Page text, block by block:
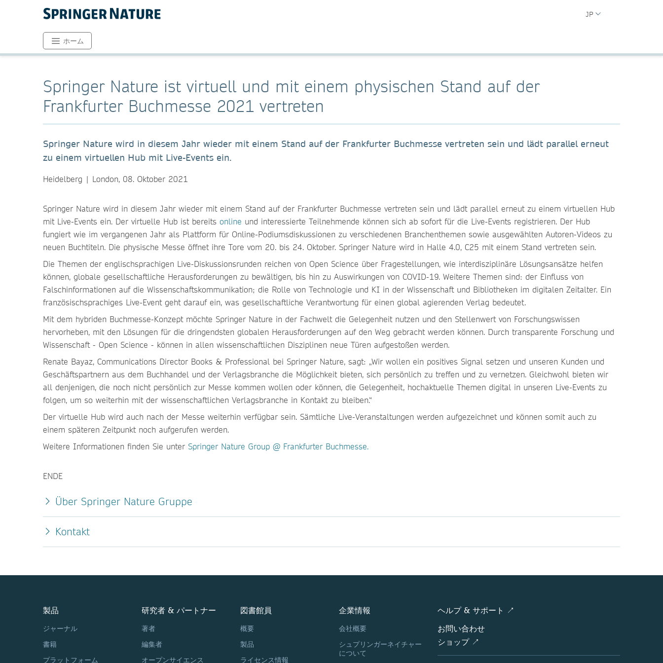
JP
ホーム
Springer Nature ist virtuell und mit einem physischen Stand auf der
Frankfurter Buchmesse 2021 vertreten
Springer Nature wird in diesem Jahr wieder mit einem Stand auf der Frankfurter Buchmesse vertreten sein und lädt parallel erneut
zu einem virtuellen Hub mit Live-Events ein.
Heidelberg | London, 08. Oktober 2021
Springer Nature wird in diesem Jahr wieder mit einem Stand auf der Frankfurter Buchmesse vertreten sein und lädt parallel erneut zu einem virtuellen Hub
mit Live-Events ein. Der virtuelle Hub ist bereits online und interessierte Teilnehmende können sich ab sofort für die Live-Events registrieren. Der Hub
fungiert wie im vergangenen Jahr als Plattform für Online-Podiumsdiskussionen zu verschiedenen Branchenthemen sowie ausgewählten Autoren-Videos zu
neuen Buchtiteln. Die physische Messe öffnet ihre Tore vom 20. bis 24. Oktober. Springer Nature wird in Halle 4.0, C25 mit einem Stand vertreten sein.
Die Themen der englischsprachigen Live-Diskussionsrunden reichen von Open Science über Fragestellungen, wie interdisziplinäre Lösungsansätze helfen
können, globale gesellschaftliche Herausforderungen zu bewältigen, bis hin zu Auswirkungen von COVID-19. Weitere Themen sind: der Einfluss von
Falschinformationen auf die Wissenschaftskommunikation; die Rolle von Technologie und KI in der Wissenschaft und Bibliotheken im digitalen Zeitalter. Ein
französischsprachiges Live-Event geht darauf ein, was gesellschaftliche Verantwortung für einen global agierenden Verlag bedeutet.
Mit dem hybriden Buchmesse-Konzept möchte Springer Nature in der Fachwelt die Gelegenheit nutzen und den Stellenwert von Forschungswissen
hervorheben, mit den Lösungen für die dringendsten globalen Herausforderungen auf den Weg gebracht werden können. Durch transparente Forschung und
Wissenschaft - Open Science - können in allen wissenschaftlichen Disziplinen neue Türen aufgestoßen werden.
Renate Bayaz, Communications Director Books & Professional bei Springer Nature, sagt: „Wir wollen ein positives Signal setzen und unseren Kunden und
Geschäftspartnern aus dem Buchhandel und der Verlagsbranche die Möglichkeit bieten, sich persönlich zu treffen und zu vernetzen. Gleichwohl bieten wir
all denjenigen, die noch nicht persönlich zur Messe kommen wollen oder können, die Gelegenheit, hochaktuelle Themen digital in unseren Live-Events zu
folgen, um so weiterhin mit der wissenschaftlichen Verlagsbranche in Kontakt zu bleiben.“
Der virtuelle Hub wird auch nach der Messe weiterhin verfügbar sein. Sämtliche Live-Veranstaltungen werden aufgezeichnet und können somit auch zu
einem späteren Zeitpunkt noch aufgerufen werden.
Weitere Informationen finden Sie unter Springer Nature Group @ Frankfurter Buchmesse.
ENDE
Über Springer Nature Gruppe
Kontakt
製品
ジャーナル
書籍
プラットフォーム
研究者 & パートナー
著者
編集者
オープンサイエンス
図書館員
概要
製品
ライセンス情報
企業情報
会社概要
シュプリンガーネイチャー
について
ヘルプ & サポート ↗
お問い合わせ
ショップ ↗